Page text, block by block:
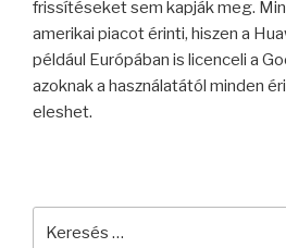
frissítéseket sem kapják meg.
amerikai piacot érinti, hiszen a
például Európában is licenceli a
azoknak a használatától minden
eleshet.